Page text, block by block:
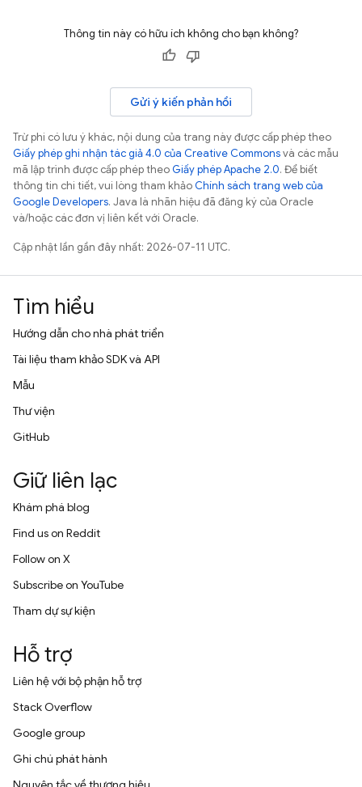
Thông tin này có hữu ích không cho bạn không?
Gửi ý kiến phản hồi
Trừ phi có lưu ý khác, nội dung của trang này được cấp phép theo
Giấy phép ghi nhận tác giả 4.0 của Creative Commonsvà các mẫu
mã lập trình được cấp phép theoGiấy phép Apache 2.0. Để biết
thông tin chi tiết, vui lòng tham khảoChính sách trang web của
Google Developers. Java là nhãn hiệu đã đăng ký của Oracle
và/hoặc các đơn vị liên kết với Oracle.
Cập nhật lần gần đây nhất: 2026-07-11 UTC.
Tìm hiểu
Hướng dẫn cho nhà phát triển
Tài liệu tham khảo SDK và API
Mẫu
Thư viện
GitHub
Giữ liên lạc
Khám phá blog
Find us on Reddit
Follow on X
Subscribe on YouTube
Tham dự sự kiện
Hỗ trợ
Liên hệ với bộ phận hỗ trợ
Stack Overflow
Google group
Ghi chú phát hành